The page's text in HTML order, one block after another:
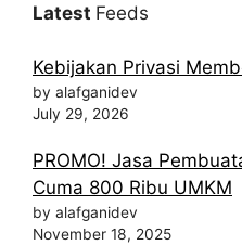
Latest Feeds
Kebijakan Privasi
by alafganidev
July 29, 2026
PROMO! Jasa
Cuma 800 Ribu UMKM
by alafganidev
November 18, 2025